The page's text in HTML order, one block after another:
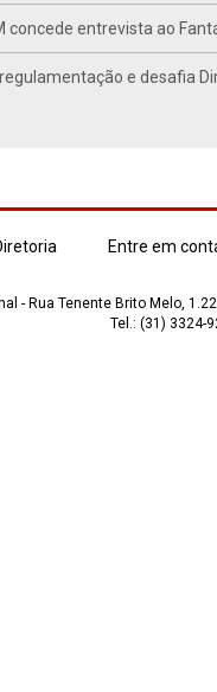
concede entrevista ao
e desafia
Entre em
- Rua Tenente Brito Melo,
Tel.: (31) 3324-